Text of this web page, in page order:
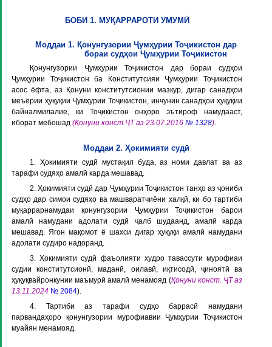
БОБИ 1. МУҚАРРАРОТИ УМУМӢ
Моддаи 1. Қонунгузории Ҷумҳурии Тоҷикистон дар
бораи судҳои Ҷумҳурии Тоҷикистон
Қонунгузории Ҷумҳурии Тоҷикистон дар бораи судҳои
Ҷумҳурии Тоҷикистон ба Конститутсияи Ҷумҳурии Тоҷикистон
асос ёфта, аз Қонуни конститутсионии мазкур, дигар санадҳои
меъёрии ҳуқуқии Ҷумҳурии Тоҷикистон, инчунин санадҳои ҳуқуқии
байналмилалие, ки Тоҷикистон онҳоро эътироф намудааст,
иборат мебошад (Қонуни конст.ҶТ аз 23.07.2016 № 1328).
Моддаи 2. Ҳокимияти судӣ
1. Ҳокимияти судӣ мустақил буда, аз номи давлат ва аз
тарафи судяҳо амалӣ карда мешавад.
2. Ҳокимияти судӣ дар Ҷумҳурии Тоҷикистон танҳо аз ҷониби
судҳо дар симои судяҳо ва машваратчиёни халқӣ, ки бо тартиби
муқаррарнамудаи қонунгузории Ҷумҳурии Тоҷикистон барои
амалӣ намудани адолати судӣ ҷалб шудаанд, амалӣ карда
мешавад. Ягон мақомот ё шахси дигар ҳуқуқи амалӣ намудани
адолати судиро надоранд.
3. Ҳокимияти судӣ фаъолияти худро тавассути мурофиаи
судии конститутсионӣ, маданӣ, оилавӣ, иқтисодӣ, ҷиноятӣ ва
ҳуқуқвайронкунии маъмурӣ амалӣ менамояд (Қонуни конст. ҶТ аз
13.11.2024 № 2084).
4. Тартиби аз тарафи судҳо баррасӣ намудани
парвандаҳоро қонунгузории мурофиавии Ҷумҳурии Тоҷикистон
муайян менамояд.